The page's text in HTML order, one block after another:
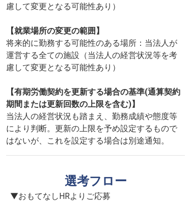
慮して変更となる可能性あり）
【就業場所の変更の範囲】
将来的に勤務する可能性のある場所：当法人が
運営する全ての施設（当法人の経営状況等を考
慮して変更となる可能性あり）
【有期労働契約を更新する場合の基準(通算契約
期間または更新回数の上限を含む)】
当法人の経営状況も踏まえ、勤務成績や態度等
により判断。更新の上限を予め設定するもので
はないが、これを設定する場合は別途通知。
選考フロー
▼おもてなしHRよりご応募